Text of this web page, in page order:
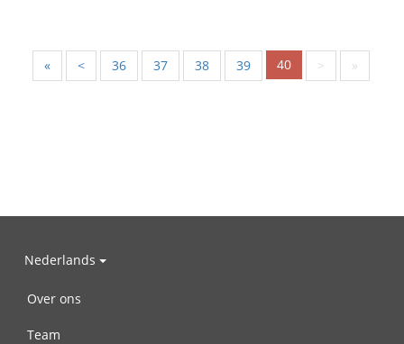
« < 36 37 38 39 40 > »
Nederlands
Over ons
Team